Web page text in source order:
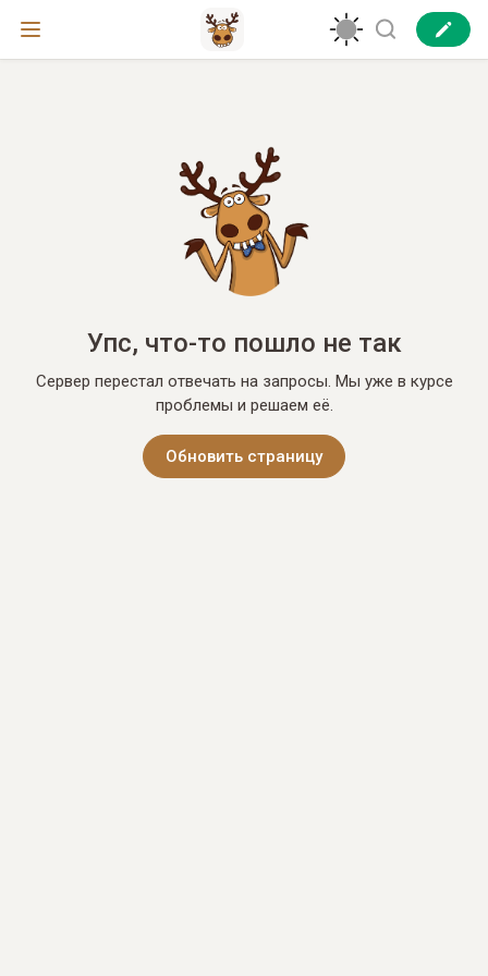
Упс, что-то пошло не так
Сервер перестал отвечать на запросы. Мы уже в курсе
проблемы и решаем её.
Обновить страницу